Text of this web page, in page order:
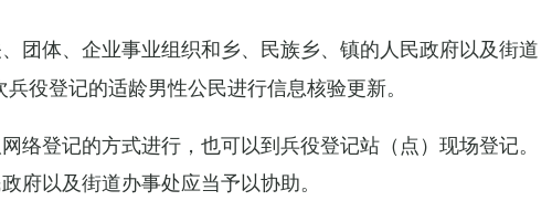
团体、企业事业组织和乡、民族乡、镇的人民政府以及街道
役登记的适龄男性公民进行信息核验更新。
登记的方式进行，也可以到兵役登记站（点）现场登记。
以及街道办事处应当予以协助。